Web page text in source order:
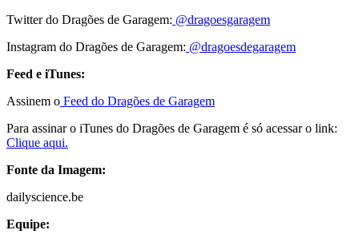
Twitter do Dragões de Garagem: @dragoesgaragem
Instagram do Dragões de Garagem: @dragoesdegaragem
Feed e iTunes:
Assinem o Feed do Dragões de Garagem
Para assinar o iTunes do Dragões de Garagem é só acessar o link:
Clique aqui.
Fonte da Imagem:
dailyscience.be
Equipe: